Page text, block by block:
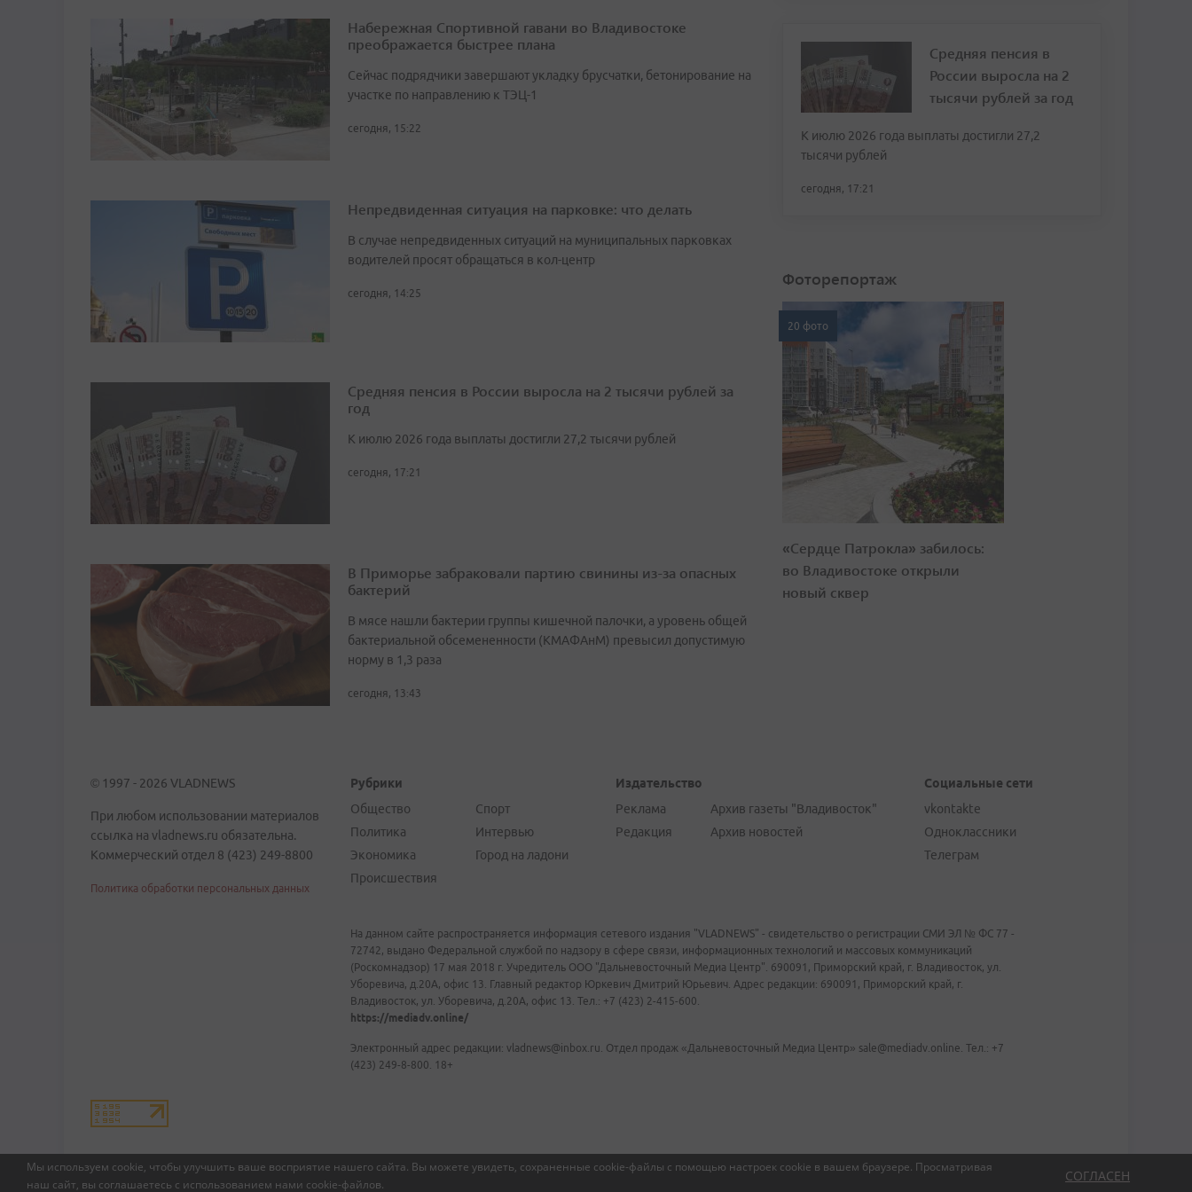
Мы используем cookie, чтобы улучшить ваше восприятие нашего сайта. Вы можете увидеть, сохраненные cookie-файлы с помощью настроек cookie в вашем браузере. Просматривая
наш сайт, вы соглашаетесь с использованием нами cookie-файлов.
СОГЛАСЕН
Набережная Спортивной гавани во Владивостоке
преображается быстрее плана
Сейчас подрядчики завершают укладку брусчатки, бетонирование на
участке по направлению к ТЭЦ-1
сегодня, 15:22
Непредвиденная ситуация на парковке: что делать
В случае непредвиденных ситуаций на муниципальных парковках
водителей просят обращаться в кол-центр
сегодня, 14:25
Средняя пенсия в России выросла на 2 тысячи рублей за
год
К июлю 2026 года выплаты достигли 27,2 тысячи рублей
сегодня, 17:21
В Приморье забраковали партию свинины из-за опасных
бактерий
В мясе нашли бактерии группы кишечной палочки, а уровень общей
бактериальной обсемененности (КМАФАнМ) превысил допустимую
норму в 1,3 раза
сегодня, 13:43
Средняя пенсия в
России выросла на 2
тысячи рублей за год
К июлю 2026 года выплаты достигли 27,2
тысячи рублей
сегодня, 17:21
Фоторепортаж
20 фото
«Сердце Патрокла» забилось:
во Владивостоке открыли
новый сквер
© 1997 - 2026 VLADNEWS
При любом использовании материалов
ссылка на vladnews.ru обязательна.
Коммерческий отдел 8 (423) 249-8800
Политика обработки персональных данных
Рубрики
Общество
Политика
Экономика
Происшествия
Спорт
Интервью
Город на ладони
Издательство
Реклама
Редакция
Архив газеты "Владивосток"
Архив новостей
Социальные сети
vkontakte
Одноклассники
Телеграм
На данном сайте распространяется информация сетевого издания "VLADNEWS" - свидетельство о регистрации СМИ ЭЛ № ФС 77 -
72742, выдано Федеральной службой по надзору в сфере связи, информационных технологий и массовых коммуникаций
(Роскомнадзор) 17 мая 2018 г. Учредитель ООО "Дальневосточный Медиа Центр". 690091, Приморский край, г. Владивосток, ул.
Уборевича, д.20А, офис 13. Главный редактор Юркевич Дмитрий Юрьевич. Адрес редакции: 690091, Приморский край, г.
Владивосток, ул. Уборевича, д.20А, офис 13. Тел.: +7 (423) 2-415-600.
https://mediadv.online/
Электронный адрес редакции: vladnews@inbox.ru. Отдел продаж «Дальневосточный Медиа Центр» sale@mediadv.online. Тел.: +7
(423) 249-8-800. 18+